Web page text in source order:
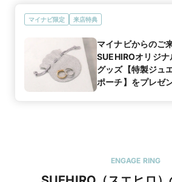
マイナビ限定 来店特典
マイナビからのご
SUEHIROオリジナ
グッズ【特製ジュ
ポーチ】をプレゼ
ENGAGE RING